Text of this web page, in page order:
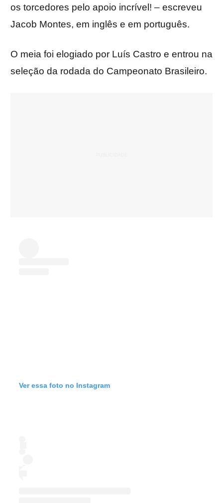
os torcedores pelo apoio incrível! – escreveu
Jacob Montes, em inglês e em português.
O meia foi elogiado por Luís Castro e entrou na
seleção da rodada do Campeonato Brasileiro.
Ver essa foto no Instagram